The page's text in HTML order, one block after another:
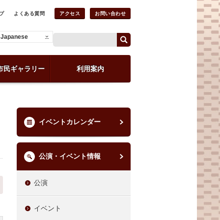
よくある質問 アクセス お問い合わせ
Japanese
民ギャラリー 利用案内
イベントカレンダー
公演・イベント情報
公演
イベント